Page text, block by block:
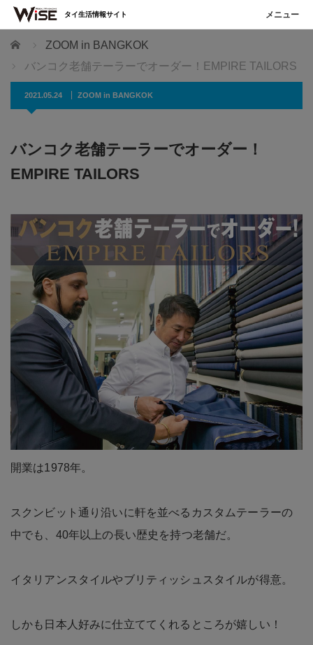
ホーム
ZOOM in BANGKOK
バンコク老舗テーラーでオーダー！EMPIRE TAILORS
2021.05.24 ZOOM in BANGKOK
バンコク老舗テーラーでオーダー！
EMPIRE TAILORS
開業は1978年。
スクンビット通り沿いに軒を並べるカスタムテーラーの
中でも、40年以上の長い歴史を持つ老舗だ。
イタリアンスタイルやブリティッシュスタイルが得意。
しかも日本人好みに仕立ててくれるところが嬉しい！
タイ生活情報サイト